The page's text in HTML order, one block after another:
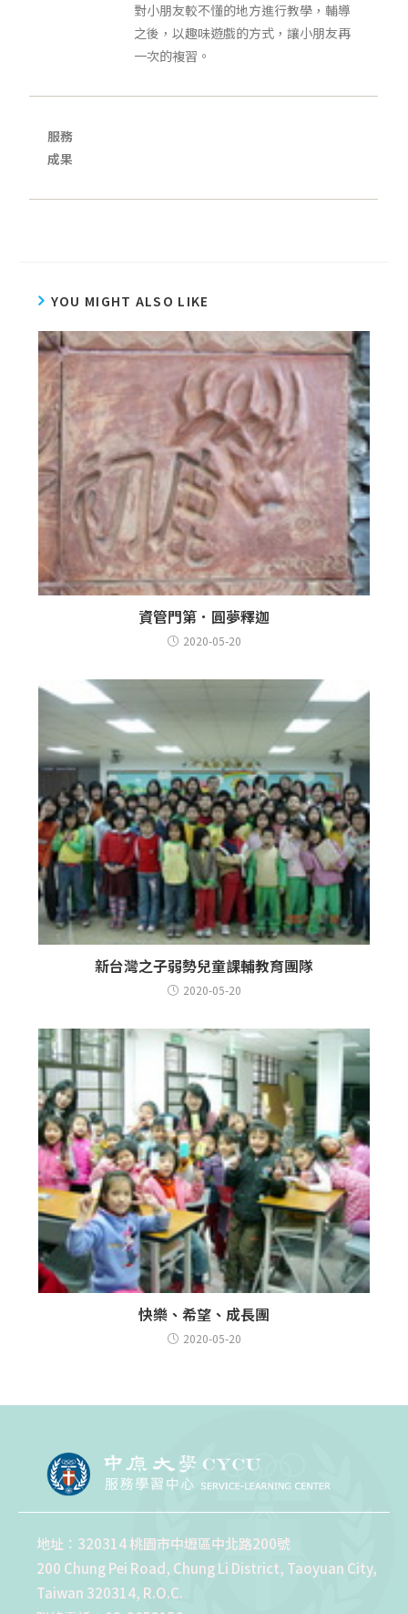
對小朋友較不懂的地方進行教學，輔導
之後，以趣味遊戲的方式，讓小朋友再
一次的複習。
服務
成果
YOU MIGHT ALSO LIKE
資管門第．圓夢釋迦
2020-05-20
新台灣之子弱勢兒童課輔教育團隊
2020-05-20
快樂、希望、成長團
2020-05-20
地址：320314 桃園市中壢區中北路200號
200 Chung Pei Road, Chung Li District, Taoyuan City,
Taiwan 320314, R.O.C.